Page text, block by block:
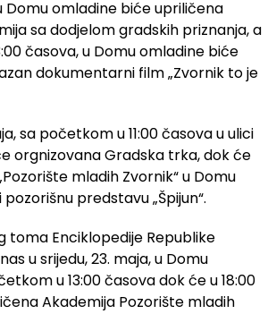
Domu omladine biće upriličena
sa dodjelom gradskih priznanja, a
časova, u Domu omladine biće
dokumentarni film „Zvornik to je
sa početkom u 11:00 časova u ulici
orgnizovana Gradska trka, dok će
mladih Zvornik“ u Domu
predstavu „Špijun“.
toma Enciklopedije Republike
u srijedu, 23. maja, u Domu
u 13:00 časova dok će u 18:00
Akademija Pozorište mladih